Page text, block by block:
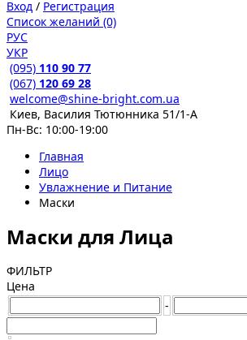
Вход / Регистрация
Список желаний (0)
РУС
УКР
(095) 110 90 77
(067) 120 69 28
welcome@shine-bright.com.ua
Киев, Василия Тютюнника 51/1-А
Пн-Вс: 10:00-19:00
Главная
Лицо
Увлажнение и Питание
Маски
Маски для Лица
ФИЛЬТР
Цена
-